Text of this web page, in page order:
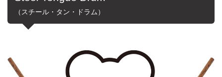
（スチール・タン・ドラム）